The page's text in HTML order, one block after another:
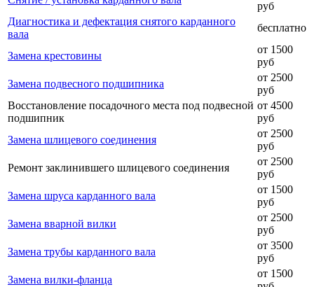
руб
Диагностика и дефектация снятого карданного
вала
бесплатно
Замена крестовины
от 1500
руб
Замена подвесного подшипника
от 2500
руб
Восстановление посадочного места под подвесной
подшипник
от 4500
руб
Замена шлицевого соединения
от 2500
руб
Ремонт заклинившего шлицевого соединения
от 2500
руб
Замена шруса карданного вала
от 1500
руб
Замена вварной вилки
от 2500
руб
Замена трубы карданного вала
от 3500
руб
Замена вилки-фланца
от 1500